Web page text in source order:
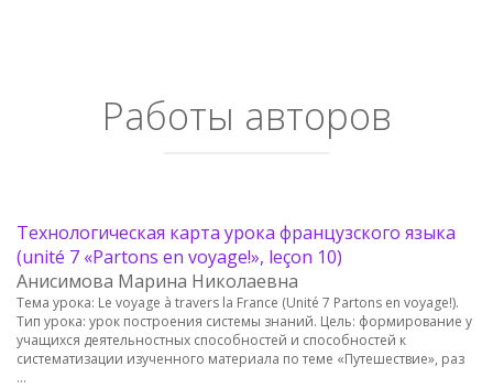
Работы авторов
Технологическая карта урока французского языка
(unité 7 «Partons en voyage!», leçon 10)
Анисимова Марина Николаевна
Тема урока: Le voyage à travers la France (Unité 7 Partons en voyage!).
Тип урока: урок построения системы знаний. Цель: формирование у
учащихся деятельностных способностей и способностей к
систематизации изученного материала по теме «Путешествие», раз
…